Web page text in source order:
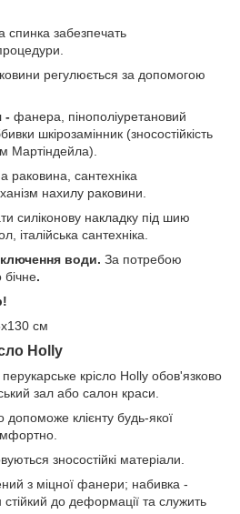
спинка забезпечать
регулюється за допомогою
- фанера, пінополіуретановий
шкірозамінник (зносостійкість
Мартіндейла).
раковина, сантехніка
нахилу раковини.
силіконову накладку під шию
італійська сантехніка.
води. За потребою
.
см
Holly
крісло Holly обов'язково
зал або салон краси.
клієнту будь-якої
зносостійкі матеріали.
з міцної фанери; набивка -
стійкий до деформації та служить